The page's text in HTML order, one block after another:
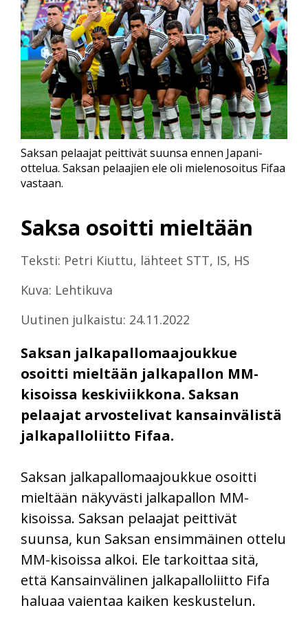
Saksa osoitti mieltään
Teksti: Petri Kiuttu, lähteet STT, IS, HS
Kuva: Lehtikuva
Uutinen julkaistu: 24.11.2022
Saksan jalkapallomaajoukkue
osoitti mieltään jalkapallon MM-
kisoissa keskiviikkona. Saksan
pelaajat arvostelivat kansainvälistä
jalkapalloliitto Fifaa.
Saksan pelaajat peittivät suunsa ennen Japani-
ottelua. Saksan pelaajien ele oli mielenosoitus Fifaa
vastaan.
Saksan jalkapallomaajoukkue osoitti
mieltään näkyvästi jalkapallon MM-
kisoissa. Saksan pelaajat peittivät
suunsa, kun Saksan ensimmäinen ottelu
MM-kisoissa alkoi. Ele tarkoittaa sitä,
että Kansainvälinen jalkapalloliitto Fifa
haluaa vaientaa kaiken keskustelun.